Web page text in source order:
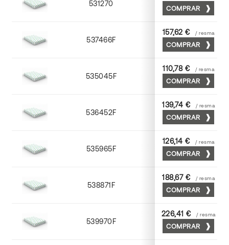
531270 70 x 100
COMPRAR
537466F 65 x 90
157,62 € / resma
COMPRAR
535045F 45 x 64
110,78 € / resma
COMPRAR
536452F 52 x 70
139,74 € / resma
COMPRAR
535965F 65 x 90
126,14 € / resma
COMPRAR
538871F 70 x 100
188,67 € / resma
COMPRAR
539970F 70 x 100
226,41 € / resma
COMPRAR